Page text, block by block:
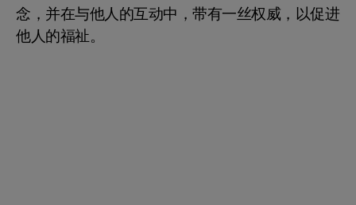
念，并在与他人的互动中，带有一丝权威，以促进
他人的福祉。